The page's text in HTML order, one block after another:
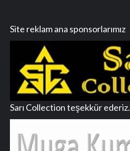
Site reklam ana sponsorlarımız
Sarı Collection teşekkür ederiz.